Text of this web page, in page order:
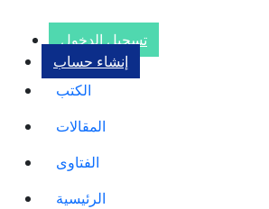
تسجيل الدخول
إنشاء حساب
الكتب
المقالات
الفتاوى
الرئيسية